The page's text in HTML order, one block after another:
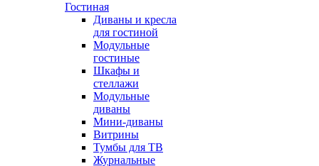
Гостиная
Диваны и кресла
для гостиной
Модульные
гостиные
Шкафы и
стеллажи
Модульные
диваны
Мини-диваны
Витрины
Тумбы для ТВ
Журнальные